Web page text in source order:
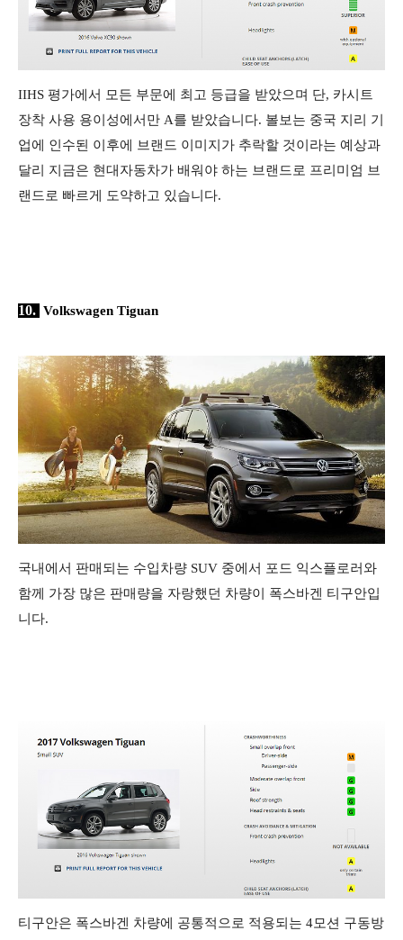
IIHS 평가에서 모든 부문에 최고 등급을 받았으며 단, 카시트
장착 사용 용이성에서만 A를 받았습니다. 볼보는 중국 지리 기
업에 인수된 이후에 브랜드 이미지가 추락할 것이라는 예상과
달리 지금은 현대자동차가 배워야 하는 브랜드로 프리미엄 브
랜드로 빠르게 도약하고 있습니다.
10. Volkswagen Tiguan
국내에서 판매되는 수입차량 SUV 중에서 포드 익스플로러와
함께 가장 많은 판매량을 자랑했던 차량이 폭스바겐 티구안입
니다.
티구안은 폭스바겐 차량에 공통적으로 적용되는 4모션 구동방